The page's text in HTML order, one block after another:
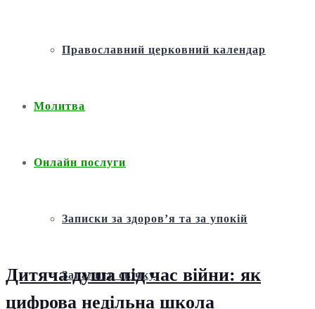
Православний церковний календар
Молитва
Онлайн послуги
Записки за здоров’я та за упокій
Запалити свічку
Дитяча душа під час війни: як
цифрова недільна школа